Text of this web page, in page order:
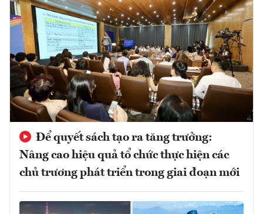
Để quyết sách tạo ra tăng trưởng:
Nâng cao hiệu quả tổ chức thực hiện các
chủ trương phát triển trong giai đoạn mới